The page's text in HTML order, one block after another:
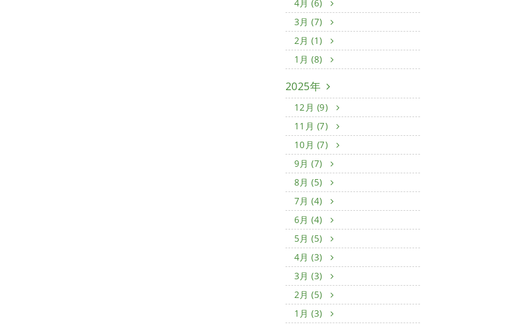
4月 (6)
3月 (7)
2月 (1)
1月 (8)
2025年
12月 (9)
11月 (7)
10月 (7)
9月 (7)
8月 (5)
7月 (4)
6月 (4)
5月 (5)
4月 (3)
3月 (3)
2月 (5)
1月 (3)